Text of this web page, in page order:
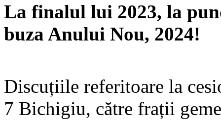
La finalul lui 2023, la
buza Anului Nou, 2024!
Discuțiile referitoare la
7 Bichigiu, către frații